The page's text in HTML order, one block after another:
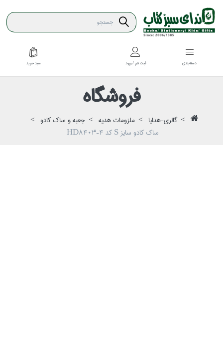
دسته‌بندي ثبت نام / ورود سبد خريد
فروشگاه
گالري-هدايا ملزومات هديه
جعبه و ساك كادو
ساك كادو سايز S كد HD8403-4